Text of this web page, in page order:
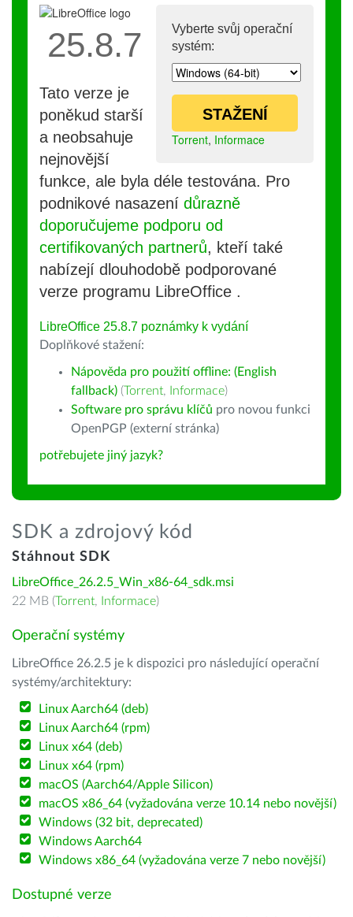
Vyberte svůj operační
systém:
STAŽENÍ
Torrent, Informace
25.8.7
Tato verze je
poněkud starší
a neobsahuje
nejnovější
funkce, ale byla déle testována. Pro
podnikové nasazení důrazně
doporučujeme podporu od
certifikovaných partnerů, kteří také
nabízejí dlouhodobě podporované
verze programu LibreOffice .
LibreOffice 25.8.7 poznámky k vydání
Doplňkové stažení:
Nápověda pro použití offline: (English
fallback) (Torrent, Informace)
Software pro správu klíčů pro novou funkci
OpenPGP (externí stránka)
potřebujete jiný jazyk?
SDK a zdrojový kód
Stáhnout SDK
LibreOffice_26.2.5_Win_x86-64_sdk.msi
22 MB (Torrent, Informace)
Operační systémy
LibreOffice 26.2.5 je k dispozici pro následující operační
systémy/architektury:
Linux Aarch64 (deb)
Linux Aarch64 (rpm)
Linux x64 (deb)
Linux x64 (rpm)
macOS (Aarch64/Apple Silicon)
macOS x86_64 (vyžadována verze 10.14 nebo novější)
Windows (32 bit, deprecated)
Windows Aarch64
Windows x86_64 (vyžadována verze 7 nebo novější)
Dostupné verze